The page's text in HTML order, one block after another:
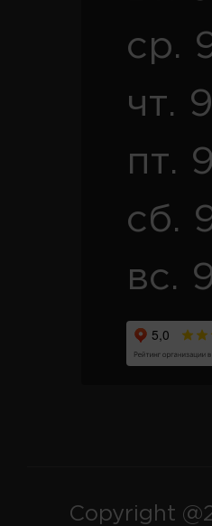
ср.
чт.
пт.
сб.
вс.
Copyright